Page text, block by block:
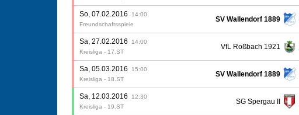
So, 07.02.2016
14:00
Freundschaftsspiele
SV Wallendorf 1889
Sa, 27.02.2016
14:00
Kreisliga - 17.ST
VfL Roßbach 1921
Sa, 05.03.2016
15:00
Kreisliga - 18.ST
SV Wallendorf 1889
Sa, 12.03.2016
12:30
Kreisliga - 19.ST
SG Spergau II